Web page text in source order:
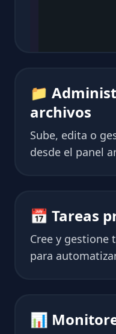
📁
archivos
Sube, edita o
desde el panel
📅 Tareas
Cree y gestione
para
📊